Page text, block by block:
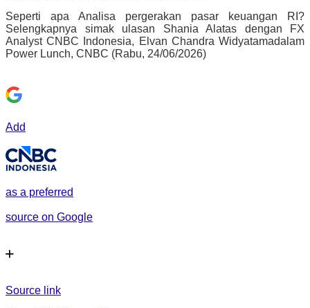
Seperti apa Analisa pergerakan pasar keuangan RI?
Selengkapnya simak ulasan Shania Alatas dengan FX
Analyst CNBC Indonesia, Elvan Chandra Widyatamadalam
Power Lunch, CNBC (Rabu, 24/06/2026)
Add
as a preferred
source on Google
Source link